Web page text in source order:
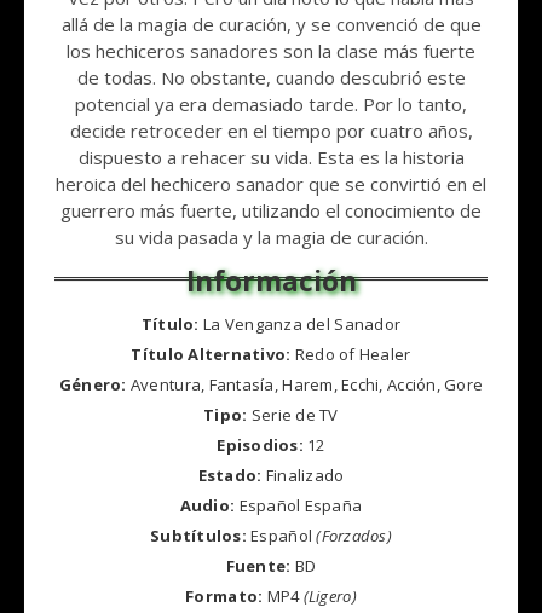
allá de la magia de curación, y se convenció de que
los hechiceros sanadores son la clase más fuerte
de todas. No obstante, cuando descubrió este
potencial ya era demasiado tarde. Por lo tanto,
decide retroceder en el tiempo por cuatro años,
dispuesto a rehacer su vida. Esta es la historia
heroica del hechicero sanador que se convirtió en el
guerrero más fuerte, utilizando el conocimiento de
su vida pasada y la magia de curación.
Título: La Venganza del Sanador
Título Alternativo: Redo of Healer
Género: Aventura, Fantasía, Harem, Ecchi, Acción, Gore
Tipo: Serie de TV
Episodios: 12
Estado: Finalizado
Audio: Español España
Subtítulos:Español(Forzados)
Fuente: BD
Formato: MP4(Ligero)